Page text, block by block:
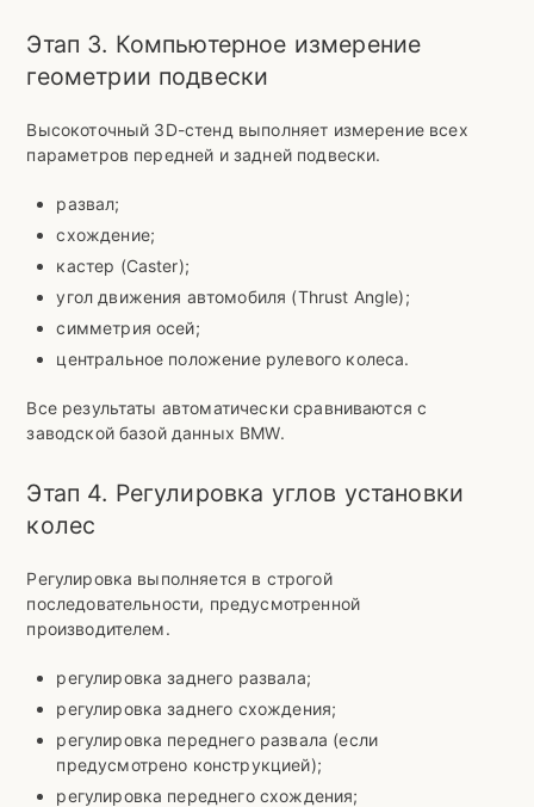
Этап 3. Компьютерное измерение
геометрии подвески
Высокоточный 3D-стенд выполняет измерение всех
параметров передней и задней подвески.
развал;
схождение;
кастер (Caster);
угол движения автомобиля (Thrust Angle);
симметрия осей;
центральное положение рулевого колеса.
Все результаты автоматически сравниваются с
заводской базой данных BMW.
Этап 4. Регулировка углов установки
колес
Регулировка выполняется в строгой
последовательности, предусмотренной
производителем.
регулировка заднего развала;
регулировка заднего схождения;
регулировка переднего развала (если
предусмотрено конструкцией);
регулировка переднего схождения;